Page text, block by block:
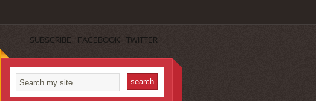
SUBSCRIBE FACEBOOK TWITTER